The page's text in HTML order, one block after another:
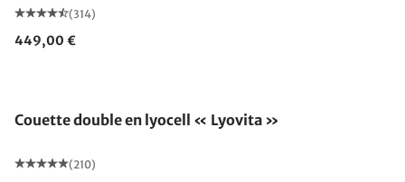
(314)
449,00 €
Couette double en lyocell « Lyovita »
(210)